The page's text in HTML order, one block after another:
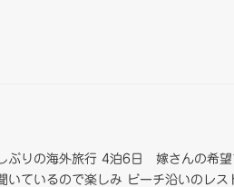
ぶりの海外旅行 4泊6日 嫁さんの希望
ているので楽しみ ビーチ沿いのレス